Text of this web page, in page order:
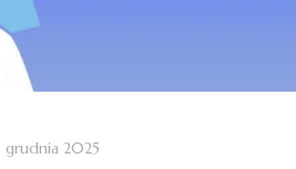
grudnia 2025